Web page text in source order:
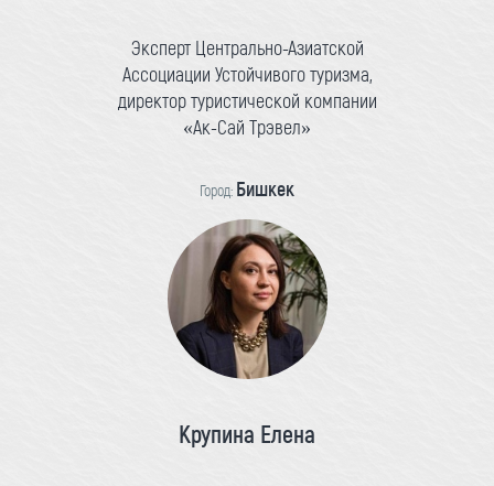
Эксперт Центрально-Азиатской
Ассоциации Устойчивого туризма,
директор туристической компании
«Ак-Сай Трэвел»
Город: Бишкек
Крупина Елена